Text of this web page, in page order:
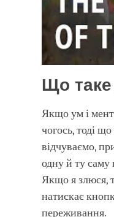
Що таке
Якщо ум і
чогось, тоді
відчуваємо,
одну й ту саму
Якщо я злюся,
натискає
переживання.